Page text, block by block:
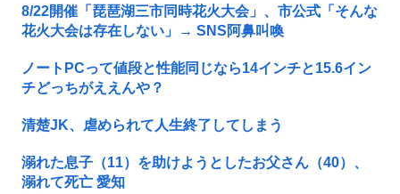
8/22開催「琵琶湖三市同時花火大会」、市公式「そんな
花火大会は存在しない」→ SNS阿鼻叫喚
ノートPCって値段と性能同じなら14インチと15.6イン
チどっちがええんや？
清楚JK、虐められて人生終了してしまう
溺れた息子（11）を助けようとしたお父さん（40）、
溺れて死亡 愛知